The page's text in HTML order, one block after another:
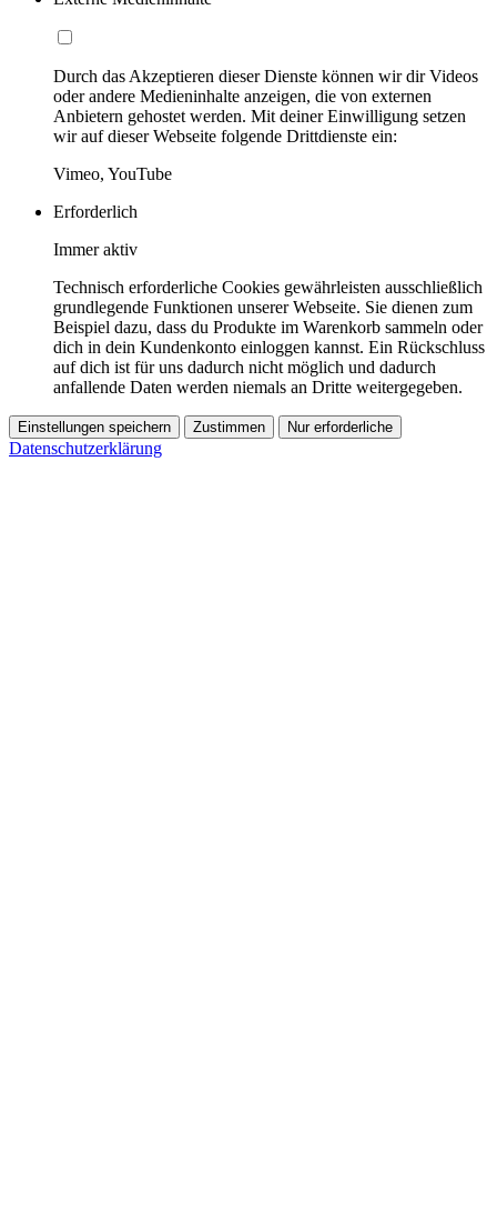
Durch das Akzeptieren dieser Dienste können wir dir Videos
oder andere Medieninhalte anzeigen, die von externen
Anbietern gehostet werden. Mit deiner Einwilligung setzen
wir auf dieser Webseite folgende Drittdienste ein:
Vimeo, YouTube
Erforderlich
Immer aktiv
Technisch erforderliche Cookies gewährleisten ausschließlich
grundlegende Funktionen unserer Webseite. Sie dienen zum
Beispiel dazu, dass du Produkte im Warenkorb sammeln oder
dich in dein Kundenkonto einloggen kannst. Ein Rückschluss
auf dich ist für uns dadurch nicht möglich und dadurch
anfallende Daten werden niemals an Dritte weitergegeben.
Einstellungen speichern Zustimmen Nur erforderliche
Datenschutzerklärung